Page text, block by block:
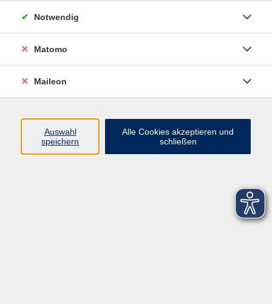
Notwendig
Matomo
Maileon
Auswahl
speichern
Alle Cookies akzeptieren und
schließen